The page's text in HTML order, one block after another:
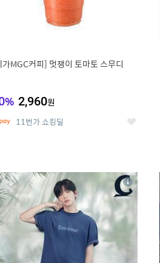
MGC커피] 멋쟁이 토마토 스무디
% 2,960원
11번가 쇼킹딜 좋
15
상
세